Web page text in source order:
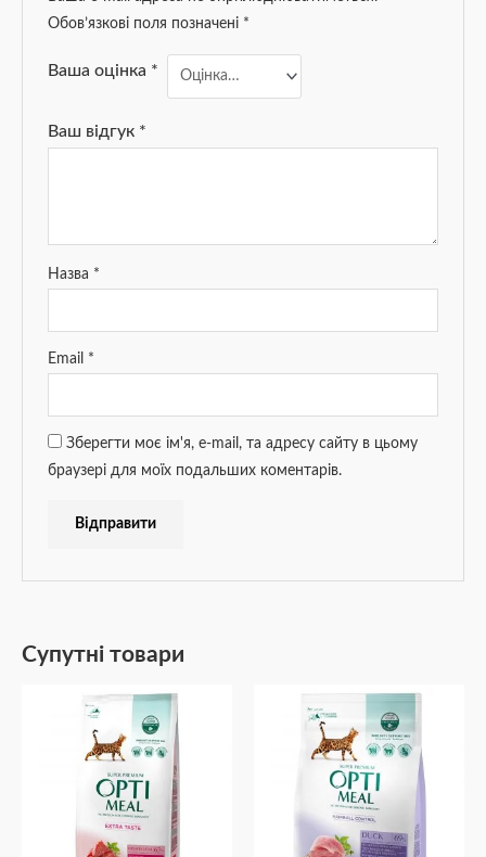
Обов’язкові поля позначені *
Ваша оцінка *
Ваш відгук *
Назва *
Email *
Зберегти моє ім'я, e-mail, та адресу сайту в цьому
браузері для моїх подальших коментарів.
Супутні товари